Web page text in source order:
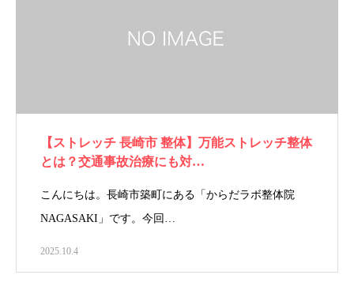
【ストレッチ 長崎市 整体】万能ストレッチ整体
とは？交通事故治療にも対…
こんにちは。長崎市築町にある「からだラボ整体院
NAGASAKI」です。今回…
2025.10.4